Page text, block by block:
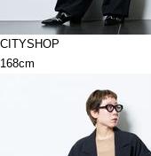
CITYSHOP
168cm